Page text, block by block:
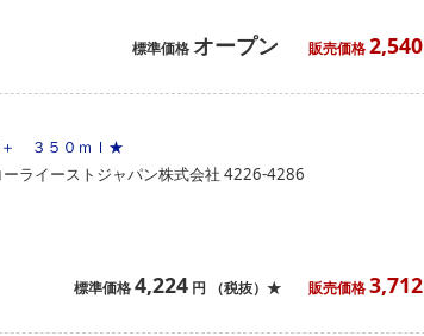
標準価格 オープン 販売価格 2,540
３５０ｍｌ ★
ーライーストジャパン株式会社 4226-4286
標準価格 4,224 円 （税抜）★ 販売価格 3,712